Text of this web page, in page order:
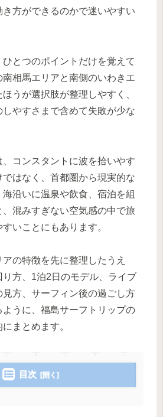
き方ができるのかで迷いやすい
とつのポイントだけを覚えて
相馬エリアと南側のいわきエ
うが選択肢が整理しやすく、
やすさまで含めて失敗が少な
、コンスタントに波を拾いやす
はなく、首都圏から現実的な
沿いに温泉や飲食、宿泊を組
混みすぎない空気感の中で旅
いことにもあります。
の特徴を先に整理したうえ
方、1泊2日のモデル、ライブ
見方、サーフィン後の過ごし方
ように、福島サーフトリップの
まとめます。
目次